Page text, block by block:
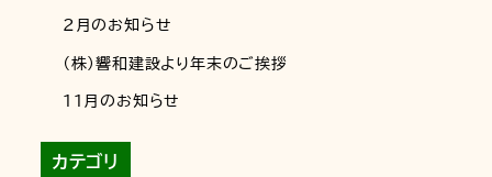
2月のお知らせ
（株）響和建設より年末のご挨拶
11月のお知らせ
カテゴリ